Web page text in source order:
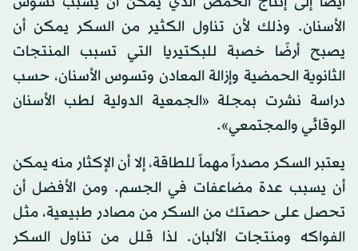
الأسنان. وذلك لأن تناول الكثير من السكر يمكن أن
يصبح أرضًا خصبة للبكتيريا التي تسبب المنتجات
الثانوية الحمضية وإزالة المعادن وتسوس الأسنان، حسب
دراسة نشرت بمجلة «الجمعية الدولية لطب الأسنان
الوقائي والمجتمعي».
يعتبر السكر مصدراً مهماً للطاقة، إلا أن الإكثار منه يمكن
أن يسبب عدة مضاعفات في الجسم. ومن الأفضل أن
تحصل على حصتك من السكر من مصادر طبيعية، مثل
الفواكه ومنتجات الألبان. لذا قلل من تناول السكر